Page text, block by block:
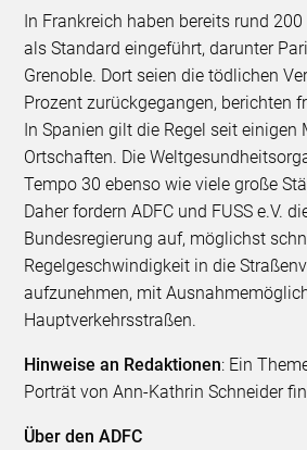
In Frankreich haben bereits rund
als Standard eingeführt, darunter
Grenoble. Dort seien die tödlichen
Prozent zurückgegangen, berichten
In Spanien gilt die Regel seit einigen
Ortschaften. Die
Tempo 30 ebenso wie viele große
Daher fordern ADFC und FUSS e.V.
Bundesregierung auf, möglichst
Regelgeschwindigkeit in die
aufzunehmen, mit
Hauptverkehrsstraßen.
Hinweise an Redaktionen: Ein
Porträt von Ann-Kathrin Schneider
Über den ADFC